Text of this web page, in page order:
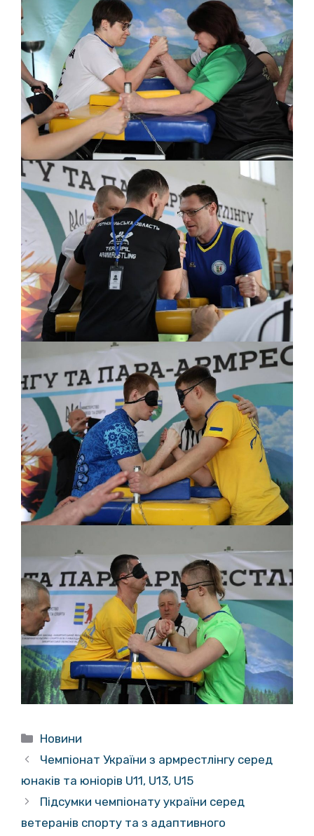
Категорії
Новини
Чемпіонат України з армрестлінгу серед
юнаків та юніорів U11, U13, U15
Підсумки чемпіонату україни серед
ветеранів спорту та з адаптивного